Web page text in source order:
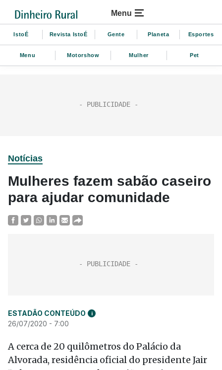
Menu
IstoÉ Revista IstoÉ Gente Planeta Esportes
Menu Motorshow Mulher Pet
Notícias
Mulheres fazem sabão caseiro
para ajudar comunidade
ESTADÃO CONTEÚDO i
26/07/2020 - 7:00
A cerca de 20 quilômetros do Palácio da
Alvorada, residência oficial do presidente Jair